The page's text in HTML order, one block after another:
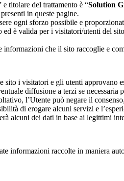
titolare del trattamento è “Solution
in queste pagine.
ogni sforzo possibile e
è valida per i visitatori/utenti del
che il sito raccoglie e
sito i visitatori e gli utenti
diffusione a terzi se necessaria
l’Utente può negare il
di erogare alcuni servizi e
alcuni dei dati in base ai legittimi
informazioni raccolte in maniera